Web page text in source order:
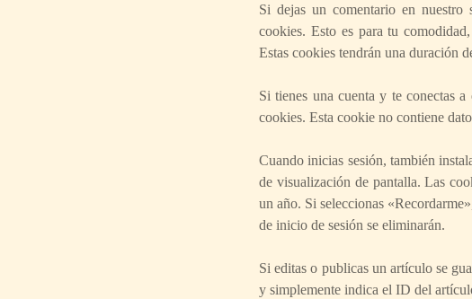
Si dejas un comentario en
cookies. Esto es para tu
Estas cookies tendrán una duración
Si tienes una cuenta y te conectas
cookies. Esta cookie no contiene
Cuando inicias sesión, también
de visualización de pantalla. Las
un año. Si seleccionas
de inicio de sesión se eliminarán.
Si editas o publicas un artículo se
y simplemente indica el ID del